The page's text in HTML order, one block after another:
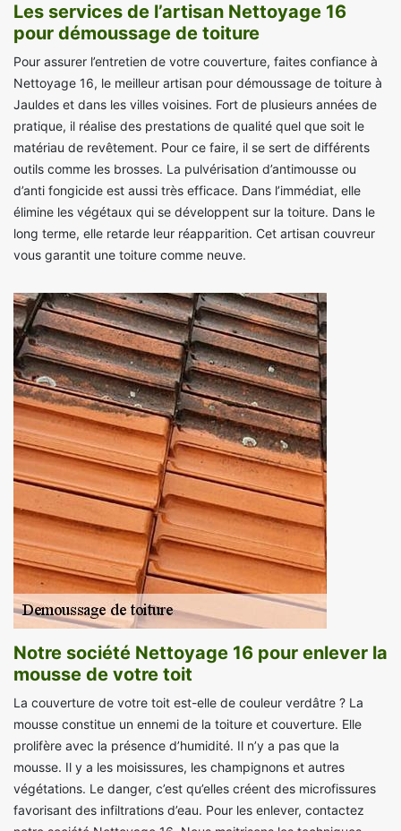
Les services de l’artisan Nettoyage 16
pour démoussage de toiture
Pour assurer l’entretien de votre couverture, faites confiance à
Nettoyage 16, le meilleur artisan pour démoussage de toiture à
Jauldes et dans les villes voisines. Fort de plusieurs années de
pratique, il réalise des prestations de qualité quel que soit le
matériau de revêtement. Pour ce faire, il se sert de différents
outils comme les brosses. La pulvérisation d’antimousse ou
d’anti fongicide est aussi très efficace. Dans l’immédiat, elle
élimine les végétaux qui se développent sur la toiture. Dans le
long terme, elle retarde leur réapparition. Cet artisan couvreur
vous garantit une toiture comme neuve.
Notre société Nettoyage 16 pour enlever la
mousse de votre toit
La couverture de votre toit est-elle de couleur verdâtre ? La
mousse constitue un ennemi de la toiture et couverture. Elle
prolifère avec la présence d’humidité. Il n’y a pas que la
mousse. Il y a les moisissures, les champignons et autres
végétations. Le danger, c’est qu’elles créent des microfissures
favorisant des infiltrations d’eau. Pour les enlever, contactez